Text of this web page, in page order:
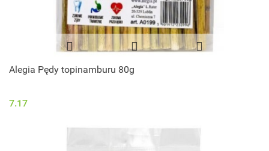
Alegia Pędy topinamburu 80g
7.17